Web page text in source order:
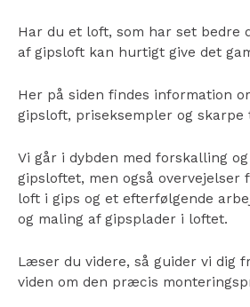
Har du et loft, som har set bedre
af gipsloft kan hurtigt give det
Her på siden findes information
gipsloft, priseksempler og skarpe
Vi går i dybden med forskalling
gipsloftet, men også
loft i gips og et efterfølgende
og maling af gipsplader i loftet.
Læser du videre, så guider vi dig
viden om den præcis